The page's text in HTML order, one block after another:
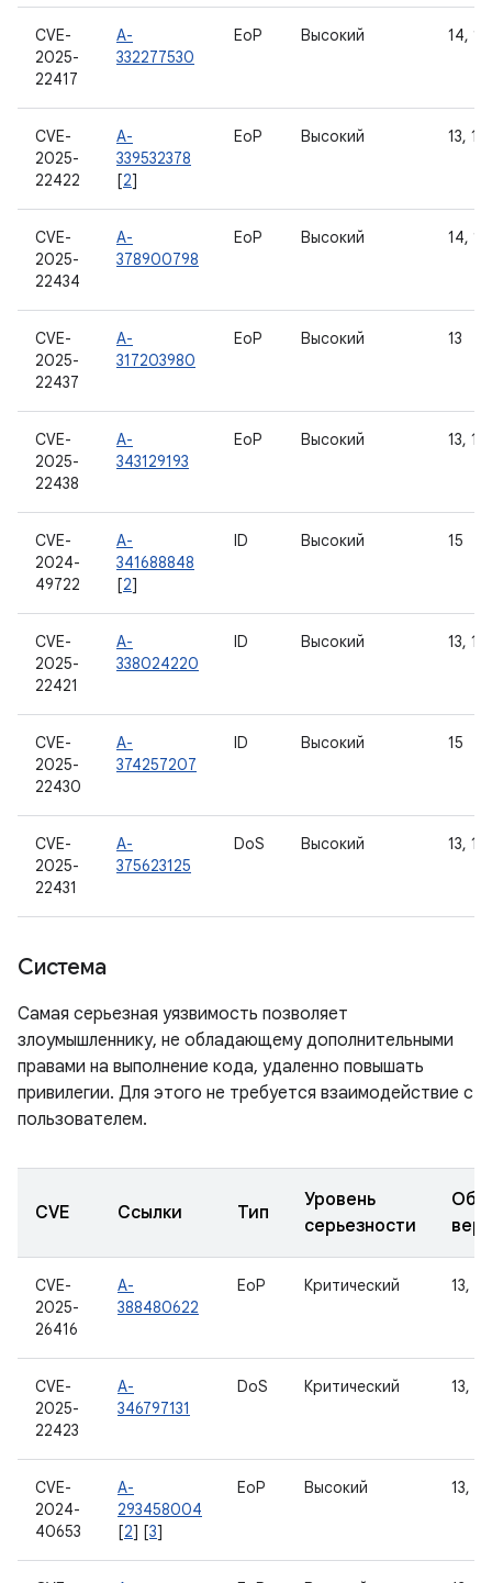
CVE-
2025-
22417
A-
332277530
EoP Высокий 14, 15
CVE-
2025-
22422
A-
339532378
[2]
EoP Высокий 13,
CVE-
2025-
22434
A-
378900798
EoP Высокий 14, 15
CVE-
2025-
22437
A-
317203980
EoP Высокий 13
CVE-
2025-
22438
A-
343129193
EoP Высокий 13, 14
CVE-
2024-
49722
A-
341688848
[2]
ID Высокий 15
CVE-
2025-
22421
A-
338024220
ID Высокий 13,
CVE-
2025-
22430
A-
374257207
ID Высокий 15
CVE-
2025-
22431
A-
375623125
DoS Высокий 13,
Система
Самая серьезная уязвимость позволяет
злоумышленнику, не обладающему дополнительными
правами на выполнение кода, удаленно повышать
привилегии. Для этого не требуется взаимодействие с
пользователем.
CVE Ссылки Тип
Уровень
серьезности
CVE-
2025-
26416
A-
388480622
EoP Критический 13,
CVE-
2025-
22423
A-
346797131
DoS Критический 13,
CVE-
2024-
40653
A-
293458004
[2] [3]
EoP Высокий 13,